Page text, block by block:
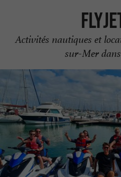
Activités nautiques et
sur-Mer